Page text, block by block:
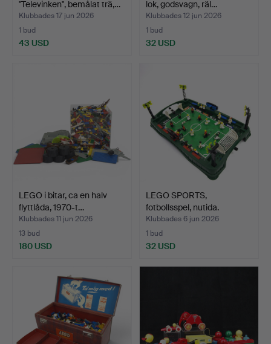
"Televinken", bemålat trä,…
Klubbades 17 jun 2026
1 bud
43 USD
lok, godsvagn, räl…
Klubbades 12 jun 2026
1 bud
32 USD
LEGO i bitar, ca en halv
flyttlåda, 1970-t…
Klubbades 11 jun 2026
13 bud
180 USD
LEGO SPORTS,
fotbollsspel, nutida.
Klubbades 6 jun 2026
1 bud
32 USD